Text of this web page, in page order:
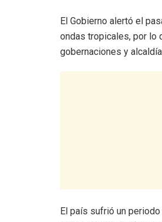
El Gobierno alertó el
ondas tropicales, por lo
gobernaciones y
El país sufrió un